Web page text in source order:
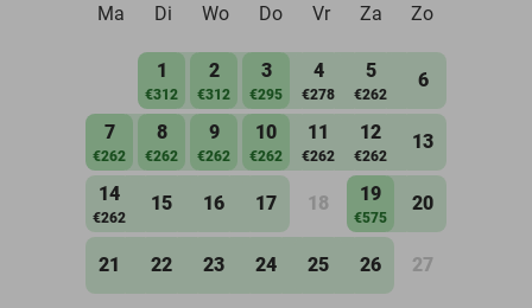
Ma
Di Wo Do Vr Za Zo
1
€312
2
€312
3
€295
4
€278
5
€262
6
7
€262
8
€262
9
€262
10
€262
11
€262
12
€262
13
14
€262
15 16 17 18 19
€575
20
21 22 23 24 25 26 27